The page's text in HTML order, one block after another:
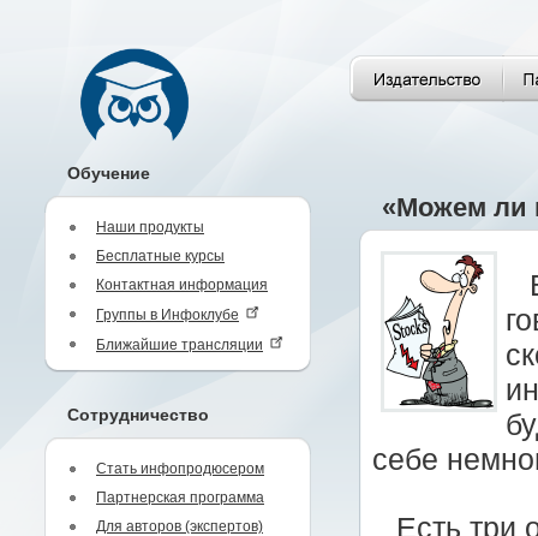
Обучение
Наши продукты
Бесплатные курсы
Контактная информация
Группы в Инфоклубе
Ближайшие трансляции
Сотрудничество
Стать инфопродюсером
Партнерская программа
Для авторов (экспертов)
«Можем ли
себе
Есть три